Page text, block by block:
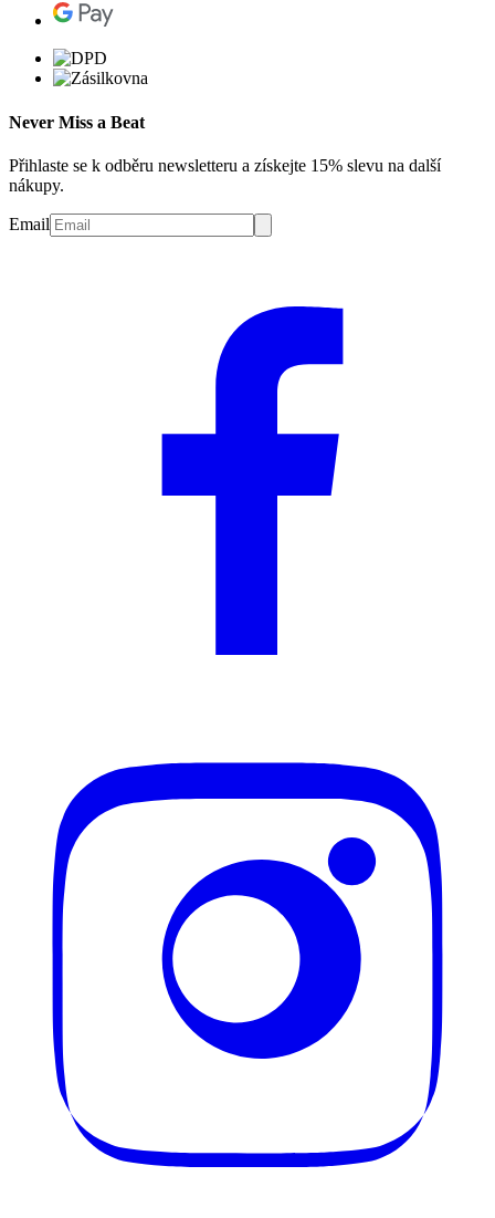
Never Miss a Beat
Přihlaste se k odběru newsletteru a získejte 15% slevu na další
nákupy.
Email